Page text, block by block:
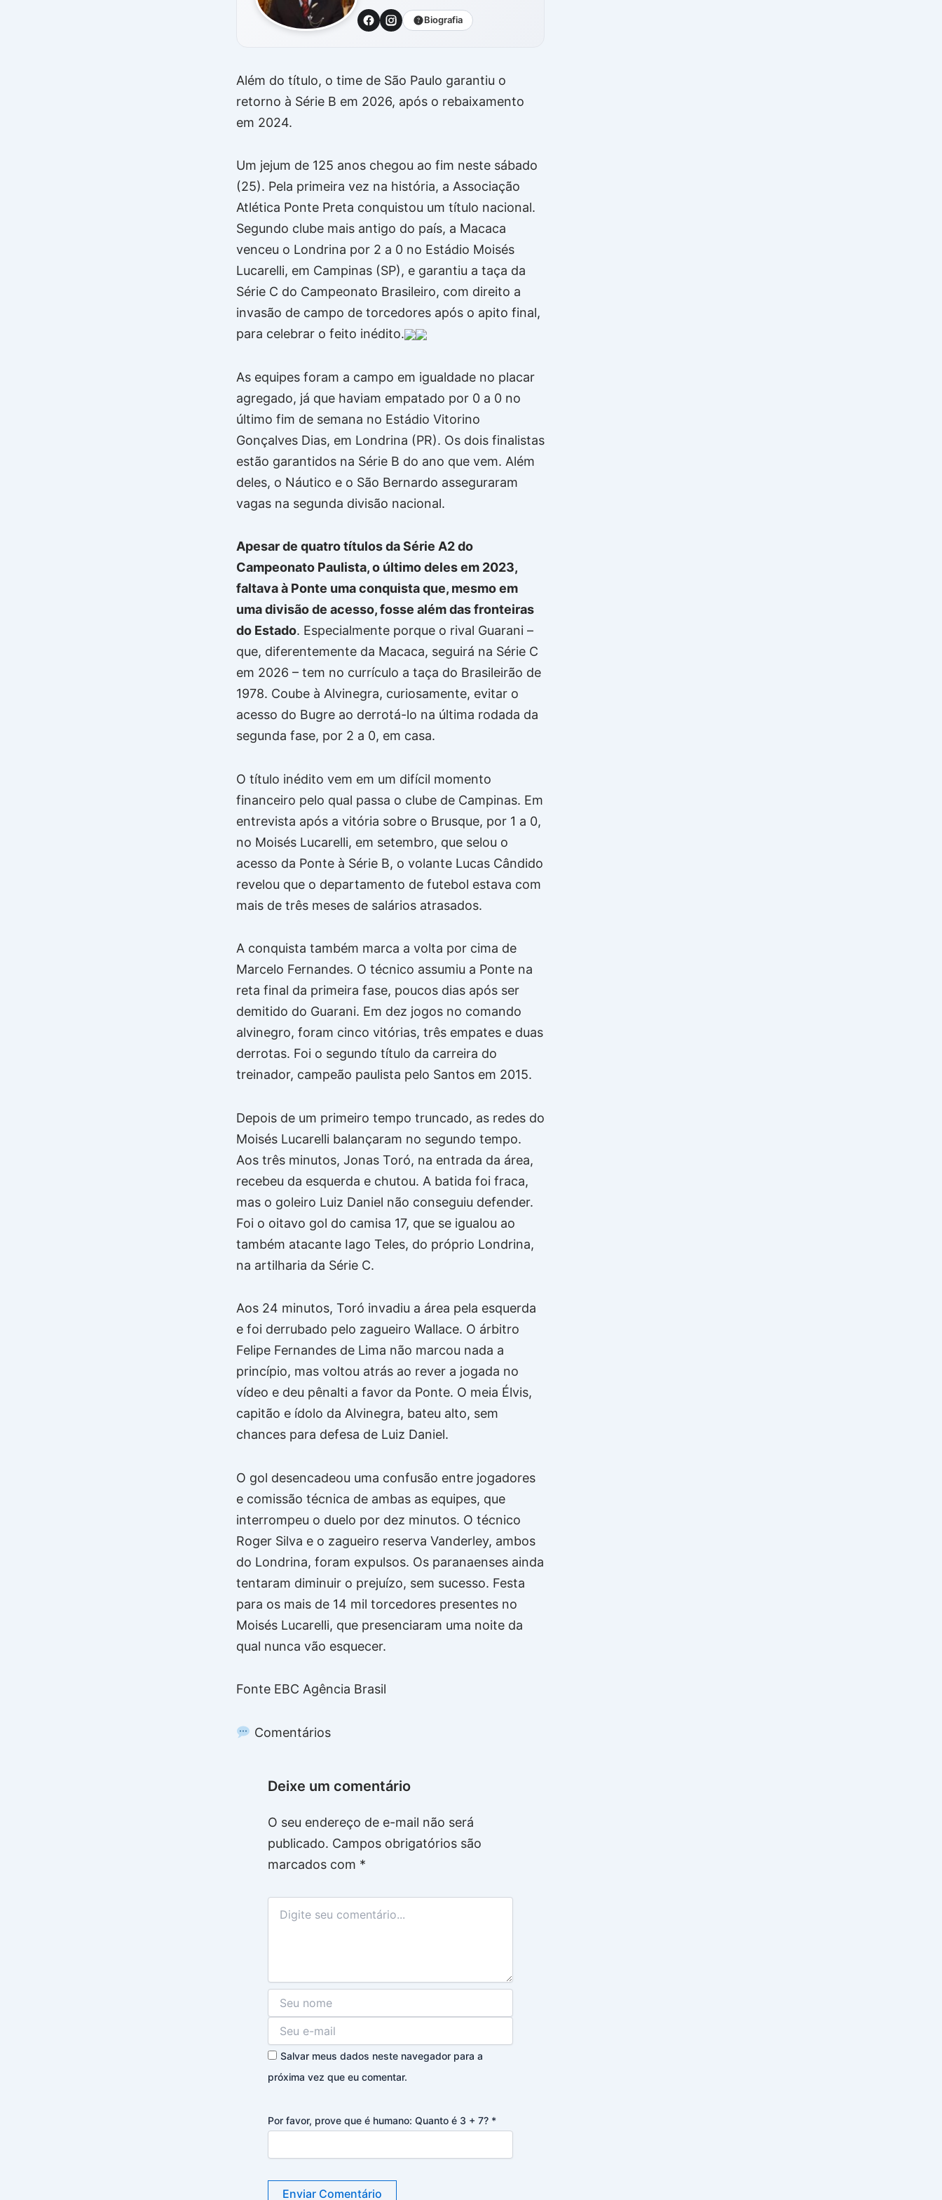
Biografia
Além do título, o time de São Paulo garantiu o
retorno à Série B em 2026, após o rebaixamento
em 2024.
Um jejum de 125 anos chegou ao fim neste sábado
(25). Pela primeira vez na história, a Associação
Atlética Ponte Preta conquistou um título nacional.
Segundo clube mais antigo do país, a Macaca
venceu o Londrina por 2 a 0 no Estádio Moisés
Lucarelli, em Campinas (SP), e garantiu a taça da
Série C do Campeonato Brasileiro, com direito a
invasão de campo de torcedores após o apito final,
para celebrar o feito inédito.
As equipes foram a campo em igualdade no placar
agregado, já que haviam empatado por 0 a 0 no
último fim de semana no Estádio Vitorino
Gonçalves Dias, em Londrina (PR). Os dois finalistas
estão garantidos na Série B do ano que vem. Além
deles, o Náutico e o São Bernardo asseguraram
vagas na segunda divisão nacional.
Apesar de quatro títulos da Série A2 do
Campeonato Paulista, o último deles em 2023,
faltava à Ponte uma conquista que, mesmo em
uma divisão de acesso, fosse além das fronteiras
do Estado. Especialmente porque o rival Guarani –
que, diferentemente da Macaca, seguirá na Série C
em 2026 – tem no currículo a taça do Brasileirão de
1978. Coube à Alvinegra, curiosamente, evitar o
acesso do Bugre ao derrotá-lo na última rodada da
segunda fase, por 2 a 0, em casa.
O título inédito vem em um difícil momento
financeiro pelo qual passa o clube de Campinas. Em
entrevista após a vitória sobre o Brusque, por 1 a 0,
no Moisés Lucarelli, em setembro, que selou o
acesso da Ponte à Série B, o volante Lucas Cândido
revelou que o departamento de futebol estava com
mais de três meses de salários atrasados.
A conquista também marca a volta por cima de
Marcelo Fernandes. O técnico assumiu a Ponte na
reta final da primeira fase, poucos dias após ser
demitido do Guarani. Em dez jogos no comando
alvinegro, foram cinco vitórias, três empates e duas
derrotas. Foi o segundo título da carreira do
treinador, campeão paulista pelo Santos em 2015.
Depois de um primeiro tempo truncado, as redes do
Moisés Lucarelli balançaram no segundo tempo.
Aos três minutos, Jonas Toró, na entrada da área,
recebeu da esquerda e chutou. A batida foi fraca,
mas o goleiro Luiz Daniel não conseguiu defender.
Foi o oitavo gol do camisa 17, que se igualou ao
também atacante Iago Teles, do próprio Londrina,
na artilharia da Série C.
Aos 24 minutos, Toró invadiu a área pela esquerda
e foi derrubado pelo zagueiro Wallace. O árbitro
Felipe Fernandes de Lima não marcou nada a
princípio, mas voltou atrás ao rever a jogada no
vídeo e deu pênalti a favor da Ponte. O meia Élvis,
capitão e ídolo da Alvinegra, bateu alto, sem
chances para defesa de Luiz Daniel.
O gol desencadeou uma confusão entre jogadores
e comissão técnica de ambas as equipes, que
interrompeu o duelo por dez minutos. O técnico
Roger Silva e o zagueiro reserva Vanderley, ambos
do Londrina, foram expulsos. Os paranaenses ainda
tentaram diminuir o prejuízo, sem sucesso. Festa
para os mais de 14 mil torcedores presentes no
Moisés Lucarelli, que presenciaram uma noite da
qual nunca vão esquecer.
Fonte EBC Agência Brasil
Comentários
Deixe um comentário
O seu endereço de e-mail não será
publicado. Campos obrigatórios são
marcados com *
Salvar meus dados neste navegador para a
próxima vez que eu comentar.
Por favor, prove que é humano: Quanto é 3 + 7? *